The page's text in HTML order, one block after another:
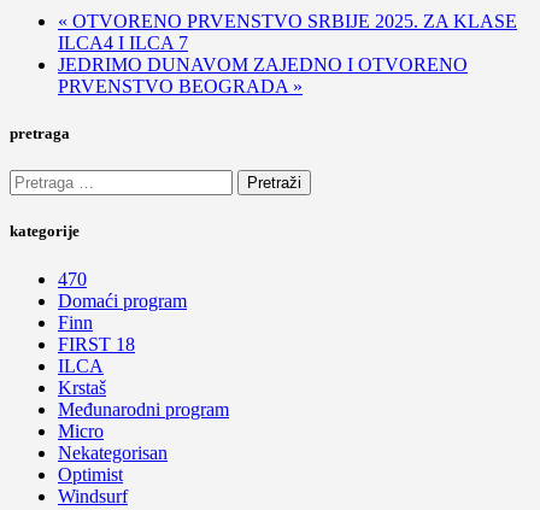
« OTVORENO PRVENSTVO SRBIJE 2025. ZA KLASE
ILCA4 I ILCA 7
JEDRIMO DUNAVOM ZAJEDNO I OTVORENO
PRVENSTVO BEOGRADA »
pretraga
Pretraga
za:
kategorije
470
Domaći program
Finn
FIRST 18
ILCA
Krstaš
Međunarodni program
Micro
Nekategorisan
Optimist
Windsurf